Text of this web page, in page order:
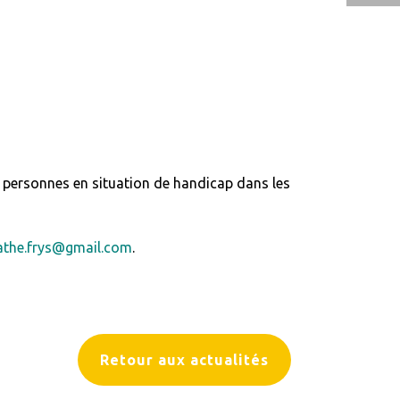
Retour aux actualités
en situation de handicap dans les
.